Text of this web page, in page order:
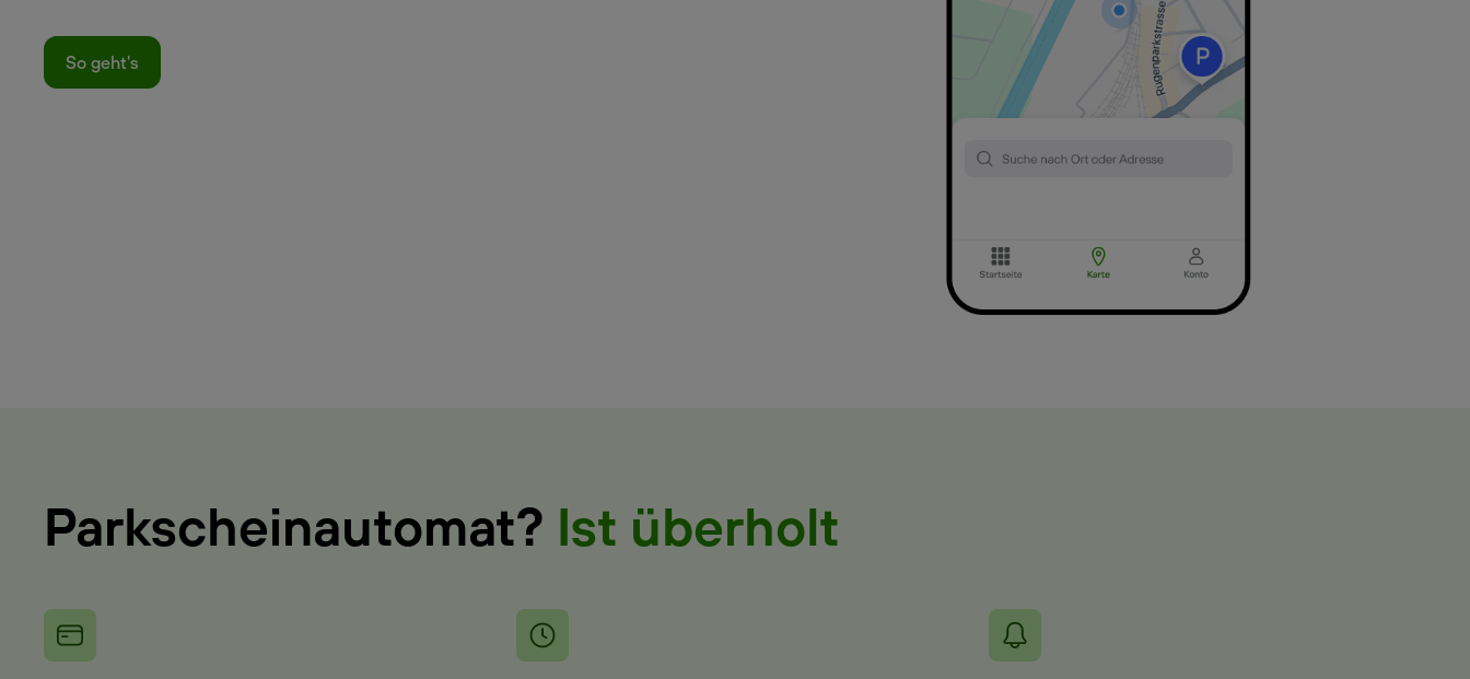
So geht's
Parkscheinautomat? Ist überholt